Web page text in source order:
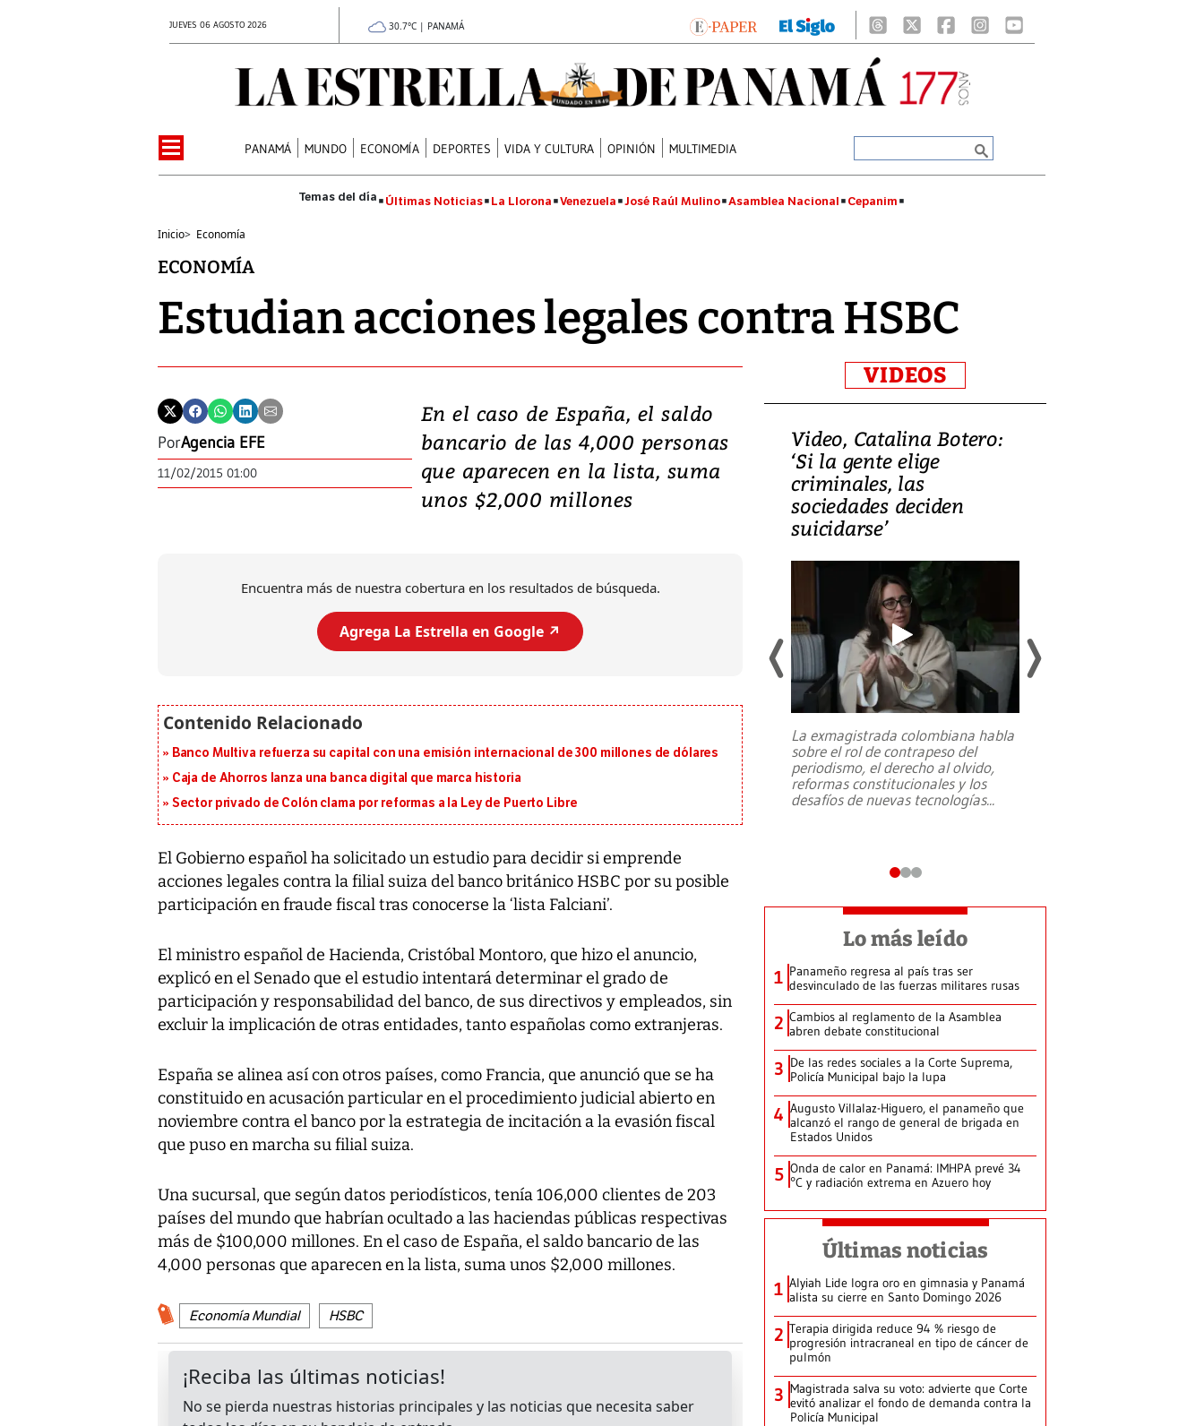
JUEVES 06 AGOSTO 2026 30.7°C | PANAMÁ
PANAMÁ MUNDO ECONOMÍA DEPORTES VIDA Y CULTURA OPINIÓN MULTIMEDIA
Últimas Noticias La Llorona Venezuela José Raúl Mulino Asamblea Nacional Cepanim
Inicio> Economía
ECONOMÍA
Estudian acciones legales contra HSBC
PorAgencia EFE
11/02/2015 01:00
En el caso de España, el saldo
bancario de las 4,000 personas
que aparecen en la lista, suma
unos $2,000 millones
Encuentra más de nuestra cobertura en los resultados de búsqueda.
Agrega La Estrella en Google ↗️
Banco Multiva refuerza su capital con una emisión internacional de 300 millones de dólares
Caja de Ahorros lanza una banca digital que marca historia
Sector privado de Colón clama por reformas a la Ley de Puerto Libre
El Gobierno español ha solicitado un estudio para decidir si emprende
acciones legales contra la filial suiza del banco británico HSBC por su posible
participación en fraude fiscal tras conocerse la ‘lista Falciani’.
El ministro español de Hacienda, Cristóbal Montoro, que hizo el anuncio,
explicó en el Senado que el estudio intentará determinar el grado de
participación y responsabilidad del banco, de sus directivos y empleados, sin
excluir la implicación de otras entidades, tanto españolas como extranjeras.
España se alinea así con otros países, como Francia, que anunció que se ha
constituido en acusación particular en el procedimiento judicial abierto en
noviembre contra el banco por la estrategia de incitación a la evasión fiscal
que puso en marcha su filial suiza.
Una sucursal, que según datos periodísticos, tenía 106,000 clientes de 203
países del mundo que habrían ocultado a las haciendas públicas respectivas
más de $100,000 millones. En el caso de España, el saldo bancario de las
4,000 personas que aparecen en la lista, suma unos $2,000 millones.
Economía Mundial HSBC
VIDEOS
Video, Japón: Terremoto
deja heridos y graves
daños en Kumamoto
7,1 se registró este martes 28 de
emergencia de gran...
Video, Catalina Botero:
‘Si la gente elige
criminales, las
sociedades deciden
suicidarse’
La exmagistrada colombiana habla
sobre el rol de contrapeso del
periodismo, el derecho al olvido,
reformas constitucionales y los
desafíos de nuevas tecnologías...
Lo más leído
1 Panameño regresa al país tras ser
desvinculado de las fuerzas militares rusas
2 Cambios al reglamento de la Asamblea
abren debate constitucional
3 De las redes sociales a la Corte Suprema,
Policía Municipal bajo la lupa
4 Augusto Villalaz-Higuero, el panameño que
alcanzó el rango de general de brigada en
Estados Unidos
5 Onda de calor en Panamá: IMHPA prevé 34
°C y radiación extrema en Azuero hoy
Últimas noticias
1 Alyiah Lide logra oro en gimnasia y Panamá
alista su cierre en Santo Domingo 2026
2 Terapia dirigida reduce 94 % riesgo de
progresión intracraneal en tipo de cáncer de
pulmón
3 Magistrada salva su voto: advierte que Corte
evitó analizar el fondo de demanda contra la
Policía Municipal